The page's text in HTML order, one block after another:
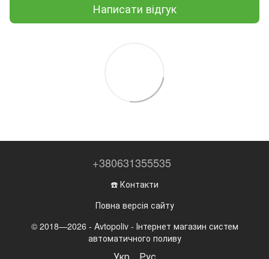
Написати відгук
+380631355535
☎️ Контакти
Повна версія сайту
© 2018—2026 - Avtopoliv - Інтернет магазин систем
автоматичного поливу